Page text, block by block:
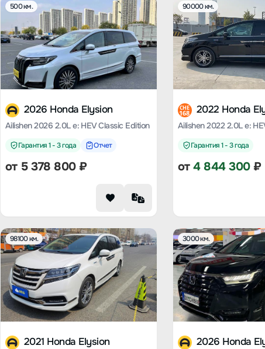
500 км.
2026 Honda Elysion
Ailishen 2026 2.0L e: HEV Classic Edition
Гарантия 1 - 3 года Отчет
от 5 378 800₽
90000 км.
CHE
168 2022 Honda
Ailishen 2022 2.0L e:
Гарантия 1 - 3 года
от4 844 300₽
98100 км.
2021 Honda Elysion
3000 км.
2026 Honda